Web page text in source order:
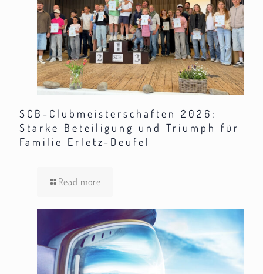
SCB-Clubmeisterschaften 2026:
Starke Beteiligung und Triumph für
Familie Erletz-Deufel
Read more